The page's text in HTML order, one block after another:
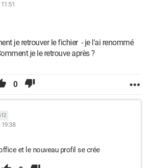
je retrouver le fichier - je l'ai renommé
je le retrouve après ?
0
19:38
et le nouveau profil se crée